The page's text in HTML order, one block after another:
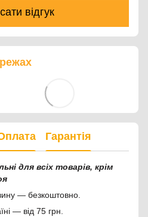
відгук
Гарантія
для всіх товарів, крім
— безкоштовно.
— від 75 грн.